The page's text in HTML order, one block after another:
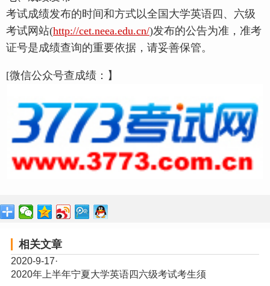
考试成绩发布的时间和方式以全国大学英语四、六级
考试网站(http://cet.neea.edu.cn/)发布的公告为准，准考
证号是成绩查询的重要依据，请妥善保管。
[微信公众号查成绩：】
相关文章
2020-9-17·
2020年上半年宁夏大学英语四六级考试考生须